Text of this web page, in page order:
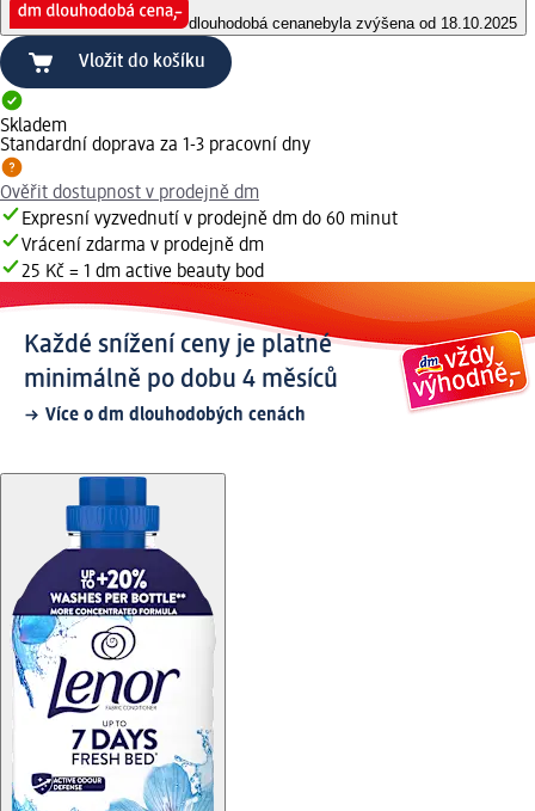
dlouhodobá cenanebyla zvýšena od 18.10.2025
Vložit do košíku
Skladem
Standardní doprava za 1-3 pracovní dny
Ověřit dostupnost v prodejně dm
Expresní vyzvednutí v prodejně dm do 60 minut
Vrácení zdarma v prodejně dm
25 Kč = 1 dm active beauty bod
Každé snížení ceny je platné
minimálně po dobu 4 měsíců
Více o dm dlouhodobých cenách